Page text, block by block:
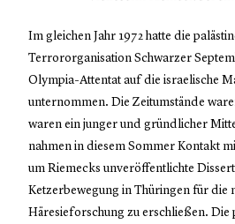
Im gleichen Jahr 1972 hatte die
Terrororganisation Schwarzer
Olympia-Attentat auf die israelische
unternommen. Die Zeitumstände
waren ein junger und gründlicher
nahmen in diesem Sommer Kontakt
um Riemecks unveröffentlichte
Ketzerbewegung in Thüringen für die
Häresieforschung zu erschließen. Die